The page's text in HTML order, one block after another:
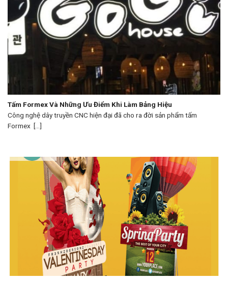
Tấm Formex Và Những Ưu Điểm Khi Làm Bảng Hiệu
Công nghệ dây truyền CNC hiện đại đã cho ra đời sản phẩm tấm
Formex [...]